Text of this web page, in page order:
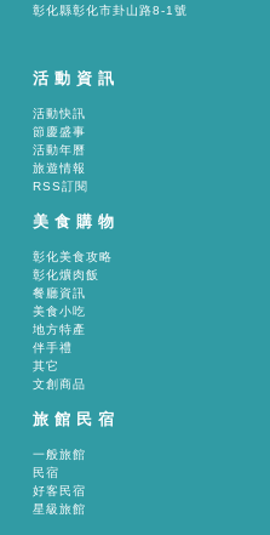
彰化縣彰化市卦山路8-1號
活動資訊
活動快訊
節慶盛事
活動年曆
旅遊情報
RSS訂閱
美食購物
彰化美食攻略
彰化爌肉飯
餐廳資訊
美食小吃
地方特產
伴手禮
其它
文創商品
旅館民宿
一般旅館
民宿
好客民宿
星級旅館